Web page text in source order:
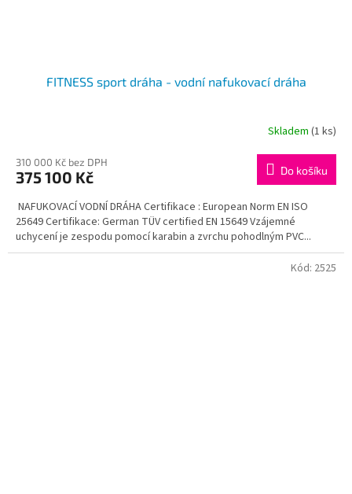
FITNESS sport dráha - vodní nafukovací dráha
Skladem (1 ks)
310 000 Kč bez DPH
375 100 Kč Do košíku
NAFUKOVACÍ VODNÍ DRÁHA Certifikace : European Norm EN ISO
25649 Certifikace: German TÜV certified EN 15649 Vzájemné
uchycení je zespodu pomocí karabin a zvrchu pohodlným PVC...
Kód: 2525